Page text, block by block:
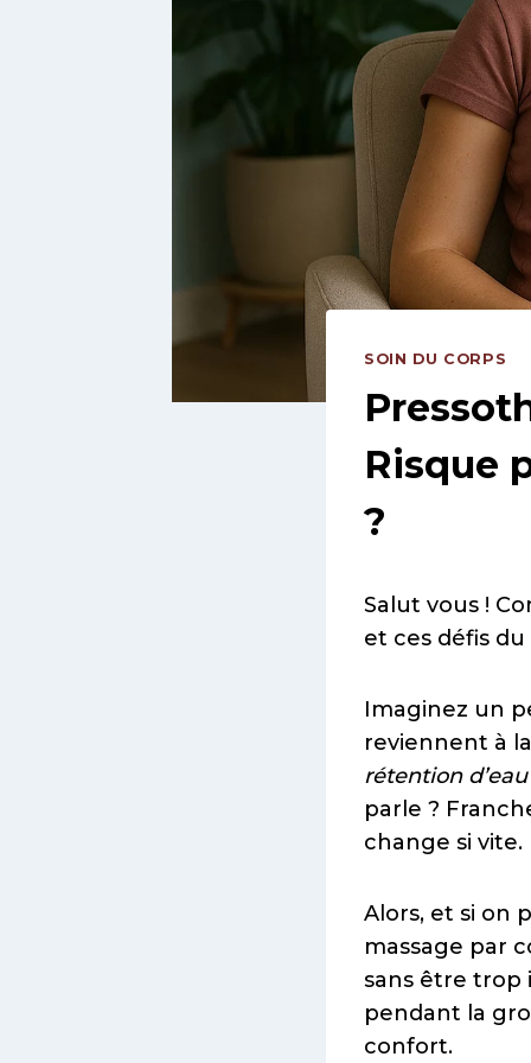
SOIN DU CORPS
Risque
?
Salut vous !
et ces défis
Imaginez un
reviennent à
rétention d’eau
parle ?
change si vite.
Alors, et si on
massage par
sans être trop
pendant la
confort.